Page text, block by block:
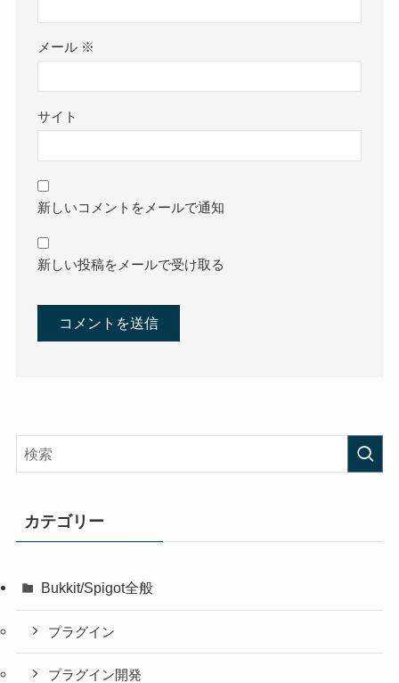
メール ※
サイト
新しいコメントをメールで通知
新しい投稿をメールで受け取る
カテゴリー
Bukkit/Spigot全般
プラグイン
プラグイン開発